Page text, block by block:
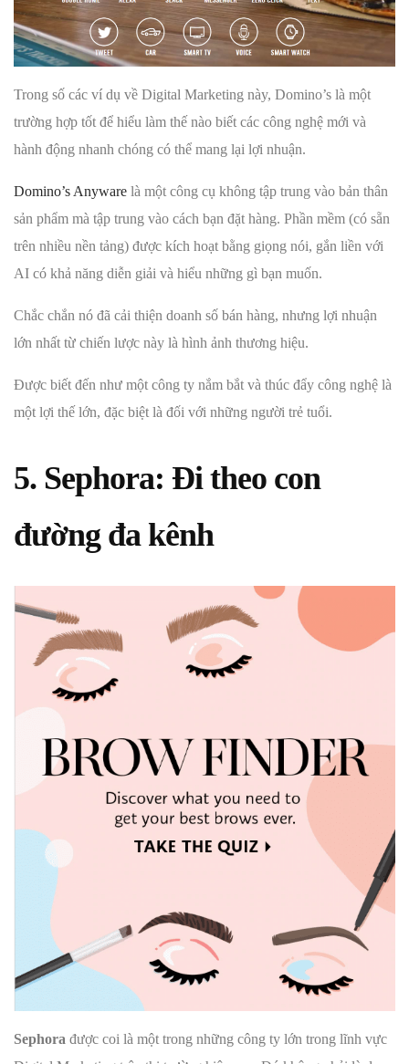
Trong số các ví dụ về Digital Marketing này, Domino’s là một
trường hợp tốt để hiểu làm thế nào biết các công nghệ mới và
hành động nhanh chóng có thể mang lại lợi nhuận.
Domino’s Anyware là một công cụ không tập trung vào bản thân
sản phẩm mà tập trung vào cách bạn đặt hàng. Phần mềm (có sẵn
trên nhiều nền tảng) được kích hoạt bằng giọng nói, gắn liền với
AI có khả năng diễn giải và hiểu những gì bạn muốn.
Chắc chắn nó đã cải thiện doanh số bán hàng, nhưng lợi nhuận
lớn nhất từ chiến lược này là hình ảnh thương hiệu.
Được biết đến như một công ty nắm bắt và thúc đẩy công nghệ là
một lợi thế lớn, đặc biệt là đối với những người trẻ tuổi.
5. Sephora: Đi theo con
đường đa kênh
Sephora được coi là một trong những công ty lớn trong lĩnh vực